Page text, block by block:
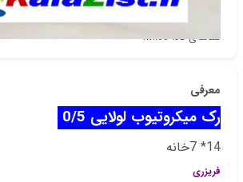
مصرفی عمومی
شناسه‌ی کالا: rml05
معرفی
رک میکروتیوب لولایی 0/5
14* 7خانه
فریزری